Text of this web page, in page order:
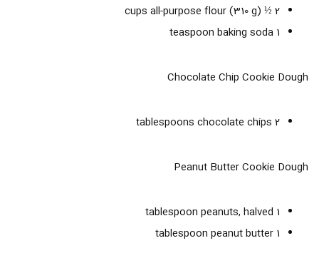
2 ½ cups all-purpose flour (310 g)
1 teaspoon baking soda
Chocolate Chip Cookie Dough
2 tablespoons chocolate chips
Peanut Butter Cookie Dough
1 tablespoon peanuts, halved
1 tablespoon peanut butter